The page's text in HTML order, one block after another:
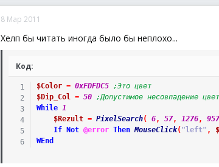
8 Мар 2011
Хелп бы читать иногда было бы неплохо...
Код:
$Color = 0xFDFDC5
;Это цвет
$Dip_Col = 50
;Допустимое несовпадение
While 1
$Rezult = PixelSearch( 6, 57, 1276, 957
If
Not @error Then MouseClick( "left" ,
WEnd